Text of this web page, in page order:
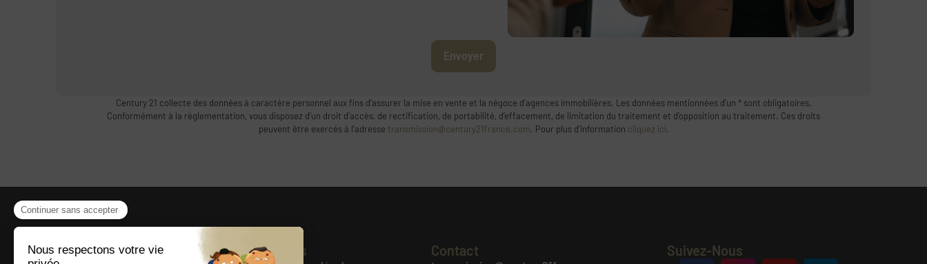
Envoyer
Century 21 collecte des données à caractère personnel aux fins d’assurer la mise en vente et la négoce d’agences immobilières. Les données mentionnées d’un * sont obligatoires.
Conformément à la règlementation, vous disposez d’un droit d’accès, de rectification, de portabilité, d’effacement, de limitation du traitement et d’opposition au traitement. Ces droits
peuvent être exercés à l’adresse transmission@century21france.com. Pour plus d’information cliquez ici.
Présentation Liens Contact Suivez-Nous